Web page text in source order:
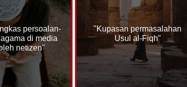
persoalan-
di media
netizen"
"Kupasan permasalahan
Usul al-Fiqh"